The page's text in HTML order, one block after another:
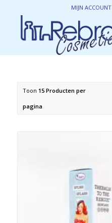
MIJN ACCOUNT
Toon 15 Producten per
pagina